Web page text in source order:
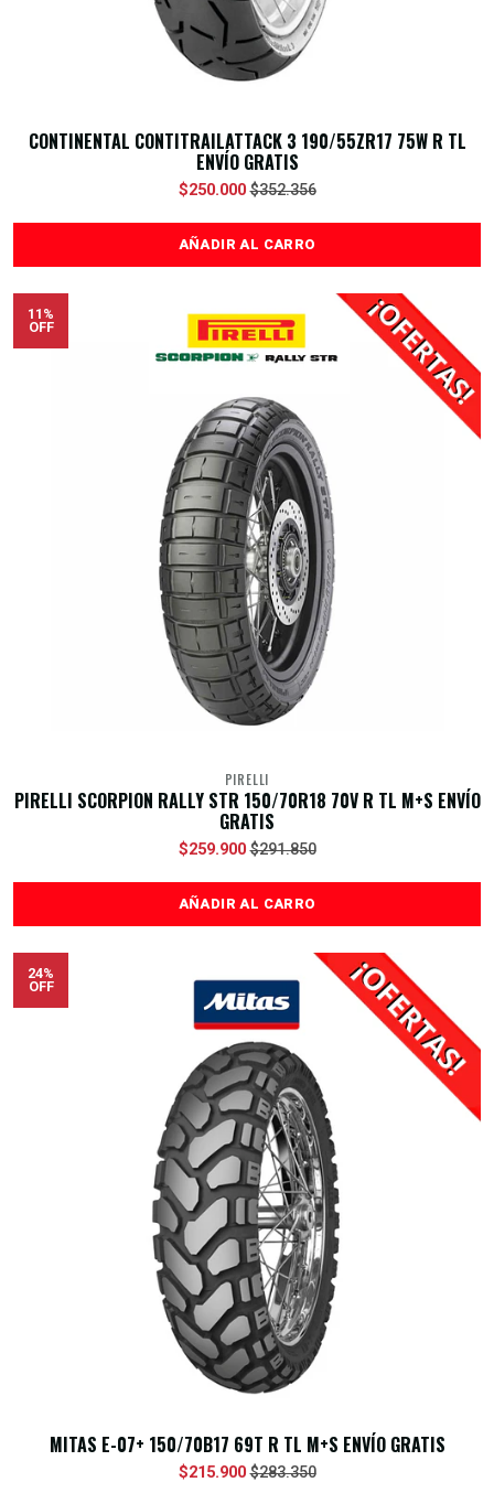
CONTINENTAL CONTITRAILATTACK 3 190/55ZR17 75W R TL
ENVÍO GRATIS
$250.000 $352.356
AÑADIR AL CARRO
11%
OFF
PIRELLI
PIRELLI SCORPION RALLY STR 150/70R18 70V R TL M+S ENVÍO
GRATIS
$259.900 $291.850
AÑADIR AL CARRO
24%
OFF
MITAS E-07+ 150/70B17 69T R TL M+S ENVÍO GRATIS
$215.900 $283.350